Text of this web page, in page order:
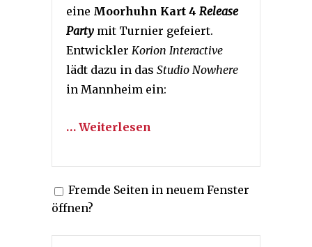
eine Moorhuhn Kart 4 Release
Party mit Turnier gefeiert.
Entwickler Korion Interactive
lädt dazu in das Studio Nowhere
in Mannheim ein:
… Weiterlesen
Fremde Seiten in neuem Fenster
öffnen?